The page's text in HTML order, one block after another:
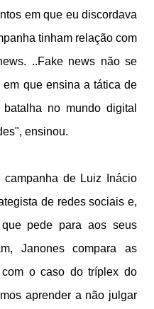
em que eu discordava
tinham relação com
..Fake news não se
que ensina a tática de
no mundo digital
ensinou.
de Luiz Inácio
de redes sociais e,
pede para aos seus
Janones compara as
o caso do tríplex do
aprender a não julgar